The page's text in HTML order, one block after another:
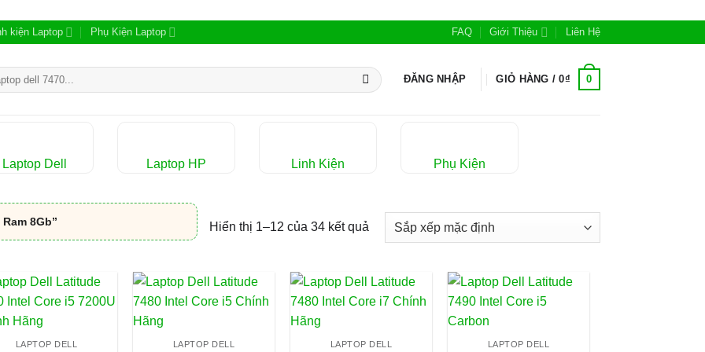
kiện Laptop Phụ Kiện Laptop FAQ Giới Thiệu Liên Hệ
ĐĂNG NHẬP GIỎ HÀNG /0₫ 0
Laptop Dell Laptop HP Linh Kiện Phụ Kiện
8Gb” Hiển thị 1–12 của 34 kết quả
LAPTOP DELL LAPTOP DELL LAPTOP DELL LAPTOP DELL